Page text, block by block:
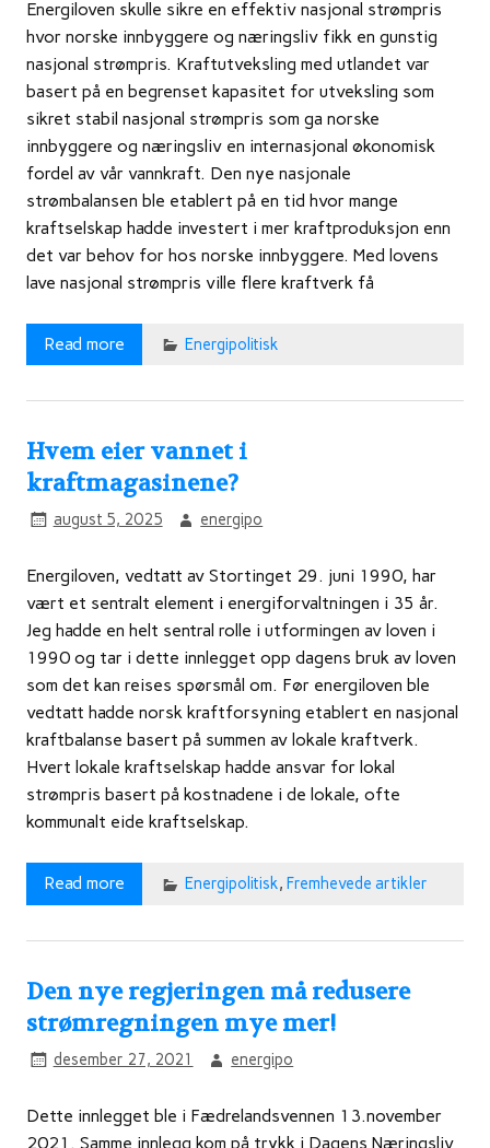
Energiloven skulle sikre en effektiv nasjonal strømpris
hvor norske innbyggere og næringsliv fikk en gunstig
nasjonal strømpris. Kraftutveksling med utlandet var
basert på en begrenset kapasitet for utveksling som
sikret stabil nasjonal strømpris som ga norske
innbyggere og næringsliv en internasjonal økonomisk
fordel av vår vannkraft. Den nye nasjonale
strømbalansen ble etablert på en tid hvor mange
kraftselskap hadde investert i mer kraftproduksjon enn
det var behov for hos norske innbyggere. Med lovens
lave nasjonal strømpris ville flere kraftverk få
Read more Energipolitisk
Hvem eier vannet i
kraftmagasinene?
august 5, 2025 energipo
Energiloven, vedtatt av Stortinget 29. juni 1990, har
vært et sentralt element i energiforvaltningen i 35 år.
Jeg hadde en helt sentral rolle i utformingen av loven i
1990 og tar i dette innlegget opp dagens bruk av loven
som det kan reises spørsmål om. Før energiloven ble
vedtatt hadde norsk kraftforsyning etablert en nasjonal
kraftbalanse basert på summen av lokale kraftverk.
Hvert lokale kraftselskap hadde ansvar for lokal
strømpris basert på kostnadene i de lokale, ofte
kommunalt eide kraftselskap.
Read more Energipolitisk, Fremhevede artikler
Den nye regjeringen må redusere
strømregningen mye mer!
desember 27, 2021 energipo
Dette innlegget ble i Fædrelandsvennen 13.november
2021. Samme innlegg kom på trykk i Dagens Næringsliv